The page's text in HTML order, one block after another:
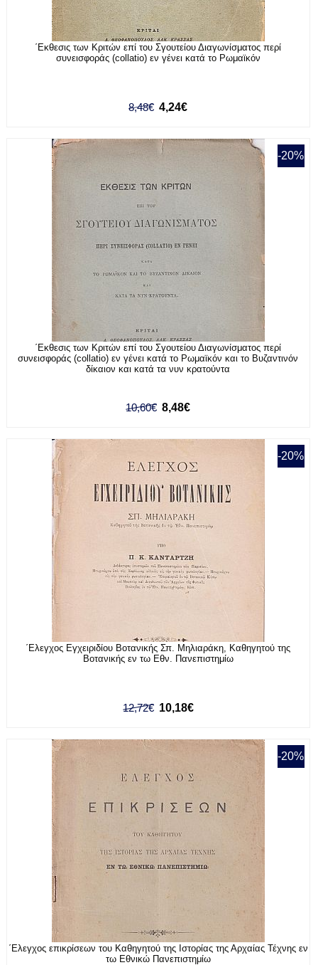
΄Εκθεσις των Κριτών επί του Σγουτείου Διαγωνίσματος περί
συνεισφοράς (collatio) εν γένει κατά το Ρωμαϊκόν
8,48€ 4,24€
-20%
΄Εκθεσις των Κριτών επί του Σγουτείου Διαγωνίσματος περί
συνεισφοράς (collatio) εν γένει κατά το Ρωμαϊκόν και το Βυζαντινόν
δίκαιον και κατά τα νυν κρατούντα
10,60€ 8,48€
-20%
΄Ελεγχος Εγχειριδίου Βοτανικής Σπ. Μηλιαράκη, Καθηγητού της
Βοτανικής εν τω Εθν. Πανεπιστημίω
12,72€ 10,18€
-20%
΄Ελεγχος επικρίσεων του Καθηγητού της Ιστορίας της Αρχαίας Τέχνης εν
τω Εθνικώ Πανεπιστημίω